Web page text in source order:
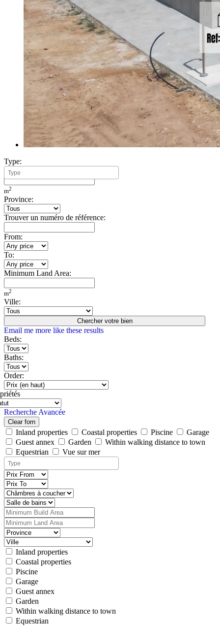
Type:
Minimum Build Area:
m2
Province:
Trouver un numéro de référence:
From:
To:
Minimum Land Area:
m2
Ville:
Chercher votre bien
Email me more like these results
Beds:
Baths:
Order:
Recherche Avancée
Clear forn
Inland properties Coastal properties Piscine
Garage
Guest annex
Garden
Within walking distance to town
Equestrian
Vue sur mer
Inland properties
Coastal properties
Piscine
Garage
Guest annex
Garden
Within walking distance to town
Equestrian